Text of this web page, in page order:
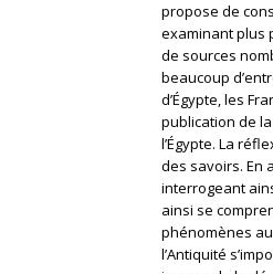
propose de
examinant plus
de sources
beaucoup
d’Égypte, les
publication de
l’Égypte. La
des savoirs. En
interrogeant
ainsi se
phénomènes
l’Antiquité